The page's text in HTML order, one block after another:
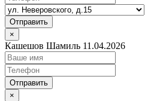
Отправить
×
Кашешов Шамиль 11.04.2026
Отправить
×